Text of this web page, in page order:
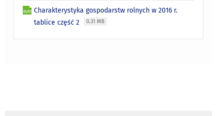
Charakterystyka gospodarstw rolnych w 2016 r.
tablice część 2
0.31 MB